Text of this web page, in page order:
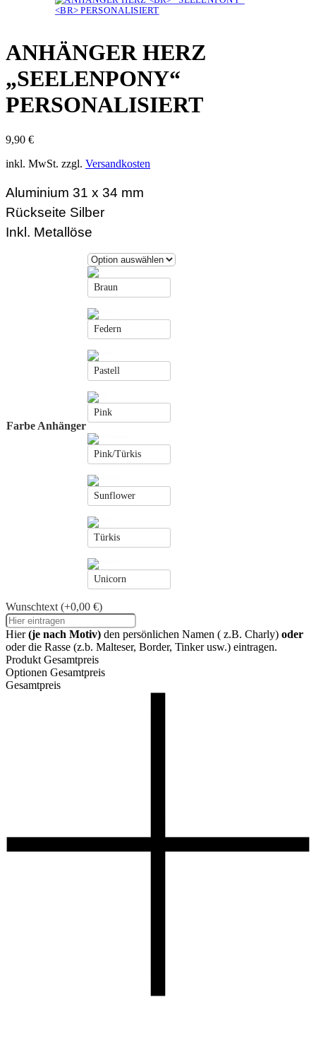
ANHÄNGER HERZ
„SEELENPONY“
PERSONALISIERT
9,90 €
inkl. MwSt. zzgl. Versandkosten
Aluminium 31 x 34 mm
Rückseite Silber
Inkl. Metallöse
Farbe Anhänger
Braun
Federn
Pastell
Pink
Pink/Türkis
Sunflower
Türkis
Unicorn
Wunschtext (+0,00 €)
Hier(je nach Motiv) den persönlichen Namen ( z.B. Charly) oder
oder die Rasse (z.b. Malteser, Border, Tinker usw.) eintragen.
Produkt Gesamtpreis
Optionen Gesamtpreis
Gesamtpreis